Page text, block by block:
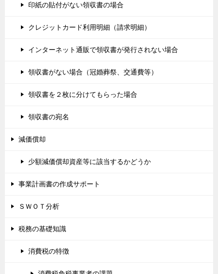
印紙の貼付がない領収書の場合
クレジットカード利用明細（請求明細）
インターネット通販で領収書が発行されない場合
領収書がない場合（冠婚葬祭、交通費等）
領収書を２枚に分けてもらった場合
領収書の宛名
減価償却
少額減価償却資産等に該当するかどうか
事業計画書の作成サポート
ＳＷＯＴ分析
税務の基礎知識
消費税の特徴